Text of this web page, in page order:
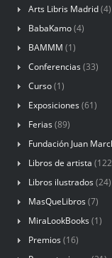
Arts Libris Madrid(4)
BabaKamo(4)
BAMMM (1)
Conferencias (33)
Curso(1)
Exposiciones (61)
Ferias (89)
Fundación Juan
Libros de artista
Libros ilustrados (24)
MasQueLibros (7)
MiraLookBooks (1)
Premios (16)